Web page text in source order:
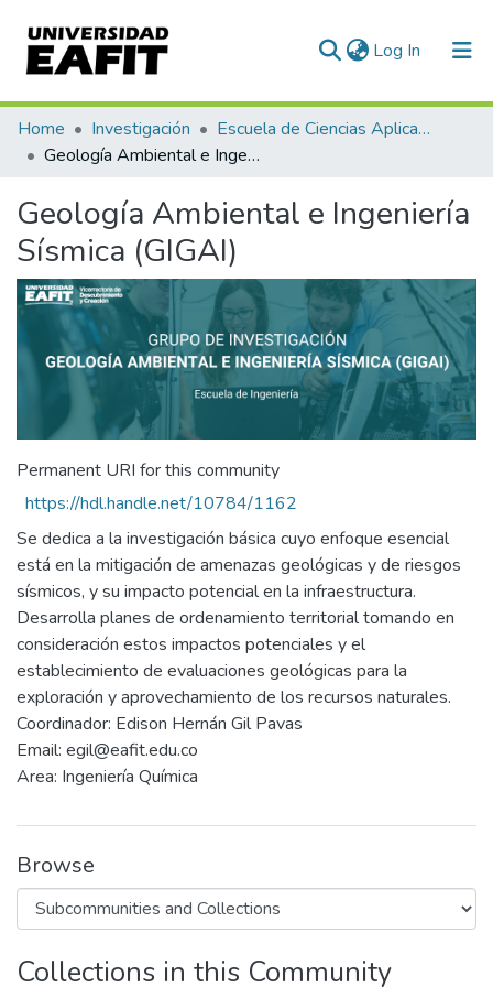
Log In (current)
Communities & Collections
All of DSpace
Statistics
Home Investigación
Escuela de Ciencias Aplicadas e Ingeniería
Geología Ambiental e Ingeniería Sísmica (GIGAI)
Geología Ambiental e Ingeniería
Sísmica (GIGAI)
Permanent URI for this community
https://hdl.handle.net/10784/1162
Se dedica a la investigación básica cuyo enfoque esencial
está en la mitigación de amenazas geológicas y de riesgos
sísmicos, y su impacto potencial en la infraestructura.
Desarrolla planes de ordenamiento territorial tomando en
consideración estos impactos potenciales y el
establecimiento de evaluaciones geológicas para la
exploración y aprovechamiento de los recursos naturales.
Coordinador: Edison Hernán Gil Pavas
Email: egil@eafit.edu.co
Area: Ingeniería Química
Browse
Collections in this Community